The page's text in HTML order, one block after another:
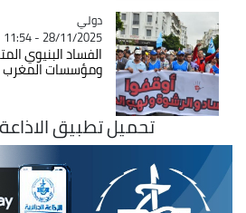
Catégorie
دولي
28/11/2025 - 11:54
الفساد البنيوي
ومؤسسات المغرب
تحميل تطبيق الاذاعة